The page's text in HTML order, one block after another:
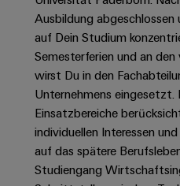
Verbindungslösungen
für
Geräte
Konventionelle
Energieerzeugung
Zukunftssicherheit
für
bewährte
Energieerzeugung
Systeme
und
Lösungen
Dezentrale
Automatisierung
Lösungen
Elektronikgehäuse
Blitz-
und
PV
Support
Umweltbezogene
Produktkonformität
Engineering
Daten
Technische
Pressekontakt
Unsere
Partner
IIoT
Offene
Ausbildungs-
und
Studienplätze
Veranstaltungen
Aktuelle
Ausbildung abgeschlossen
auf Dein Studium
Semesterferien und an
wirst Du in den
Unternehmens eingesetzt.
Einsatzbereiche
individuellen Interessen
auf das spätere
Studiengang